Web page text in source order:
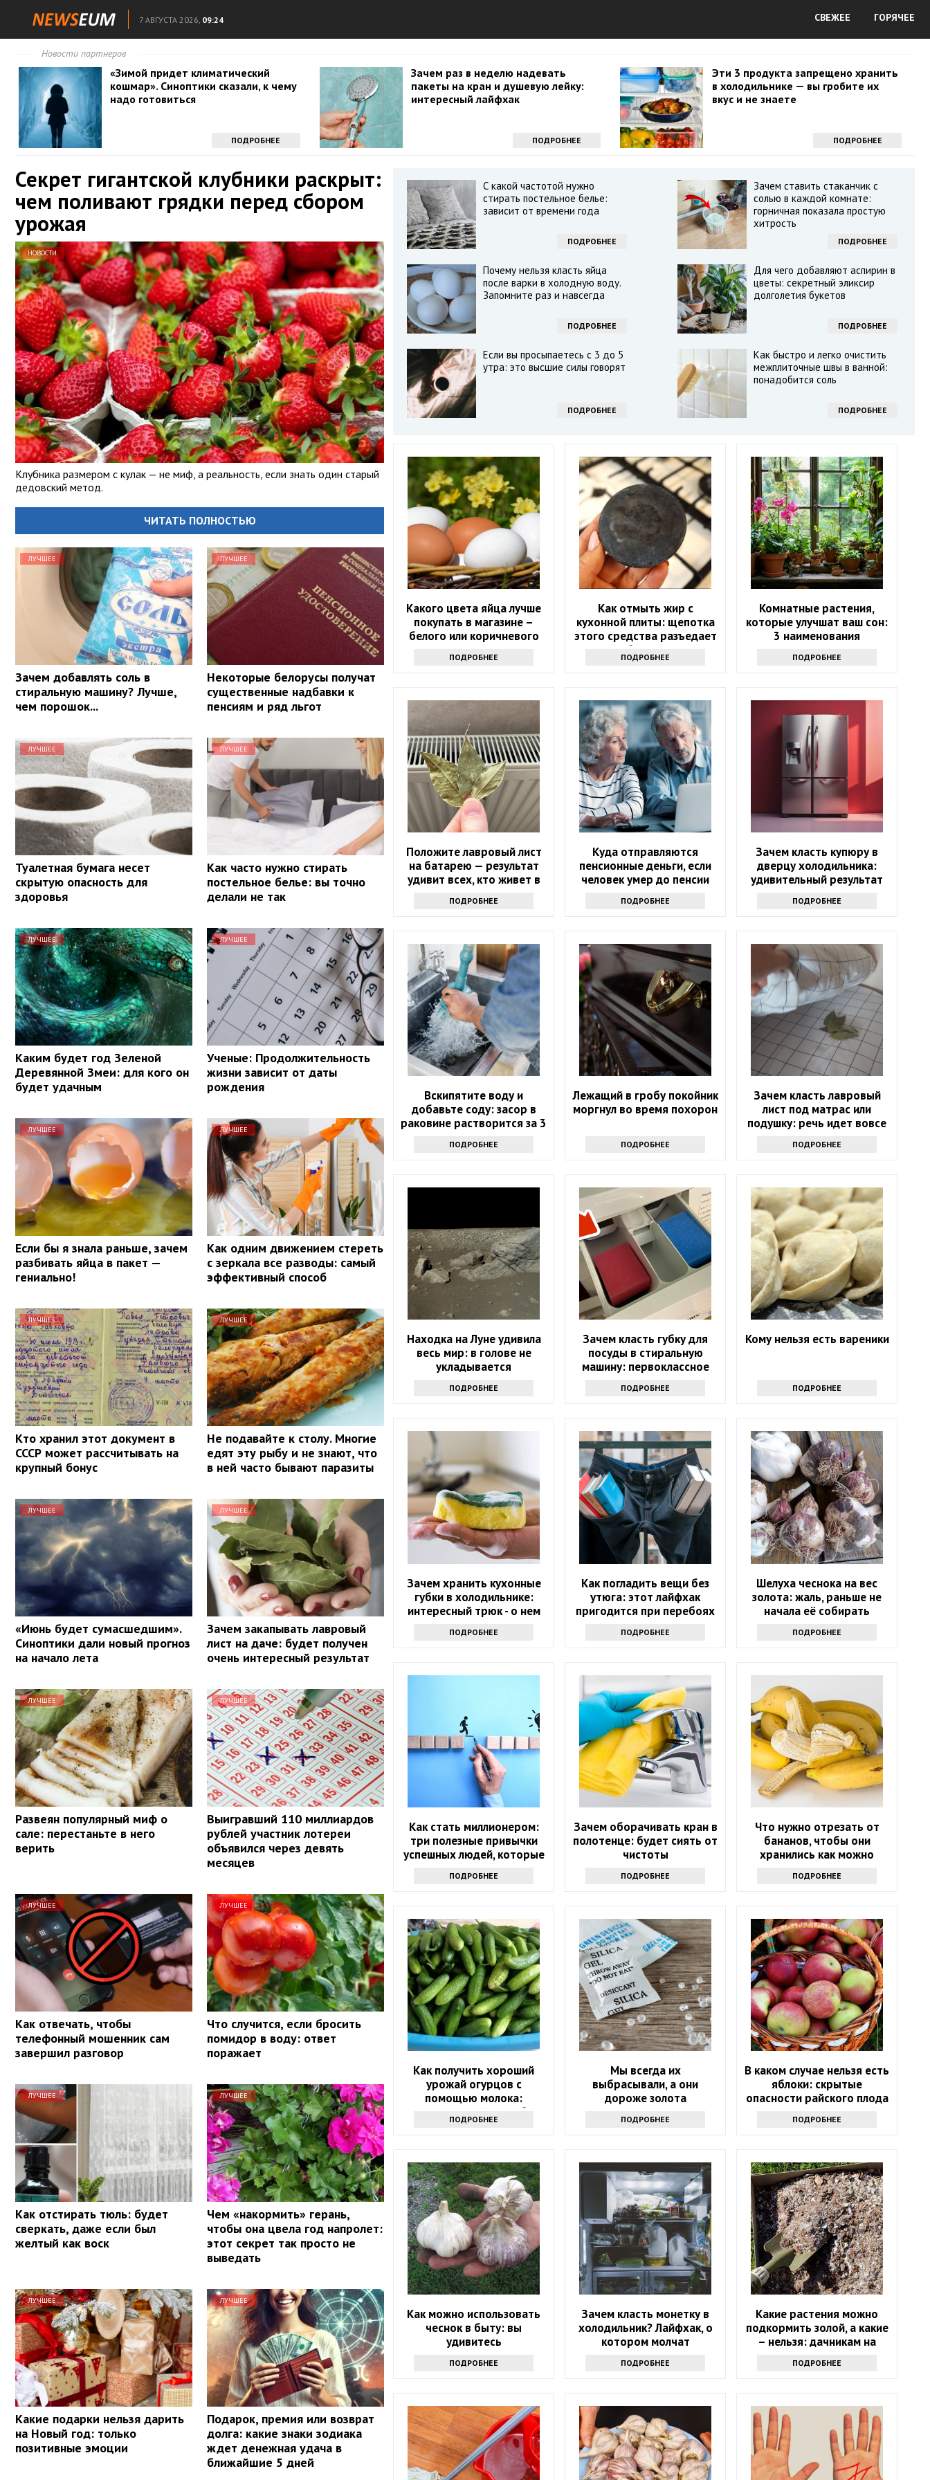
7 АВГУСТА 2026, 09:24 СВЕЖЕЕ ГОРЯЧЕЕ
Новости партнеров
«Зимой придет климатический
кошмар». Синоптики сказали, к чему
надо готовиться
ПОДРОБНЕЕ
Зачем раз в неделю надевать
пакеты на кран и душевую лейку:
интересный лайфхак
ПОДРОБНЕЕ
Эти 3 продукта запрещено хранить
в холодильнике — вы гробите их
вкус и не знаете
ПОДРОБНЕЕ
Секрет гигантской клубники раскрыт:
чем поливают грядки перед сбором
урожая
НОВОСТИ
Клубника размером с кулак — не миф, а реальность, если знать один старый
дедовский метод.
ЧИТАТЬ ПОЛНОСТЬЮ
ЛУЧШЕЕ
Зачем добавлять соль в
стиральную машину? Лучше,
чем порошок...
ЛУЧШЕЕ
Некоторые белорусы получат
существенные надбавки к
пенсиям и ряд льгот
ЛУЧШЕЕ
Туалетная бумага несет
скрытую опасность для
здоровья
ЛУЧШЕЕ
Как часто нужно стирать
постельное белье: вы точно
делали не так
ЛУЧШЕЕ
Каким будет год Зеленой
Деревянной Змеи: для кого он
будет удачным
ЛУЧШЕЕ
Ученые: Продолжительность
жизни зависит от даты
рождения
ЛУЧШЕЕ
Если бы я знала раньше, зачем
разбивать яйца в пакет —
гениально!
ЛУЧШЕЕ
Как одним движением стереть
с зеркала все разводы: самый
эффективный способ
ЛУЧШЕЕ
Кто хранил этот документ в
СССР может рассчитывать на
крупный бонус
ЛУЧШЕЕ
Не подавайте к столу. Многие
едят эту рыбу и не знают, что
в ней часто бывают паразиты
ЛУЧШЕЕ
«Июнь будет сумасшедшим».
Синоптики дали новый прогноз
на начало лета
ЛУЧШЕЕ
Зачем закапывать лавровый
лист на даче: будет получен
очень интересный результат
ЛУЧШЕЕ
Развеян популярный миф о
сале: перестаньте в него
верить
ЛУЧШЕЕ
Выигравший 110 миллиардов
рублей участник лотереи
объявился через девять
месяцев
ЛУЧШЕЕ
Как отвечать, чтобы
телефонный мошенник сам
завершил разговор
ЛУЧШЕЕ
Что случится, если бросить
помидор в воду: ответ
поражает
ЛУЧШЕЕ
Как отстирать тюль: будет
сверкать, даже если был
желтый как воск
ЛУЧШЕЕ
Чем «накормить» герань,
чтобы она цвела год напролет:
этот секрет так просто не
выведать
ЛУЧШЕЕ
Какие подарки нельзя дарить
на Новый год: только
позитивные эмоции
ЛУЧШЕЕ
Подарок, премия или возврат
долга: какие знаки зодиака
ждет денежная удача в
ближайшие 5 дней
С какой частотой нужно
стирать постельное белье:
зависит от времени года
ПОДРОБНЕЕ
Зачем ставить стаканчик с
солью в каждой комнате:
горничная показала простую
хитрость
ПОДРОБНЕЕ
Почему нельзя класть яйца
после варки в холодную воду.
Запомните раз и навсегда
ПОДРОБНЕЕ
Для чего добавляют аспирин в
цветы: секретный эликсир
долголетия букетов
ПОДРОБНЕЕ
Если вы просыпаетесь с 3 до 5
утра: это высшие силы говорят
ПОДРОБНЕЕ
Как быстро и легко очистить
межплиточные швы в ванной:
понадобится соль
ПОДРОБНЕЕ
Какого цвета яйца лучше
покупать в магазине –
белого или коричневого
ПОДРОБНЕЕ
Как отмыть жир с
кухонной плиты: щепотка
этого средства разъедает
любую грязь
ПОДРОБНЕЕ
Комнатные растения,
которые улучшат ваш сон:
3 наименования
ПОДРОБНЕЕ
Положите лавровый лист
на батарею — результат
удивит всех, кто живет в
ПОДРОБНЕЕ
Куда отправляются
пенсионные деньги, если
человек умер до пенсии
ПОДРОБНЕЕ
Зачем класть купюру в
дверцу холодильника:
удивительный результат
ПОДРОБНЕЕ
Вскипятите воду и
добавьте соду: засор в
раковине растворится за 3
ПОДРОБНЕЕ
Лежащий в гробу покойник
моргнул во время похорон
ПОДРОБНЕЕ
Зачем класть лавровый
лист под матрас или
подушку: речь идет вовсе
ПОДРОБНЕЕ
Находка на Луне удивила
весь мир: в голове не
укладывается
ПОДРОБНЕЕ
Зачем класть губку для
посуды в стиральную
машину: первоклассное
ПОДРОБНЕЕ
Кому нельзя есть вареники
ПОДРОБНЕЕ
Зачем хранить кухонные
губки в холодильнике:
интересный трюк - о нем
продвинутые хозяйки
ПОДРОБНЕЕ
Как погладить вещи без
утюга: этот лайфхак
пригодится при перебоях
ПОДРОБНЕЕ
Шелуха чеснока на вес
золота: жаль, раньше не
начала её собирать
ПОДРОБНЕЕ
Как стать миллионером:
три полезные привычки
успешных людей, которые
ПОДРОБНЕЕ
Зачем оборачивать кран в
полотенце: будет сиять от
чистоты
ПОДРОБНЕЕ
Что нужно отрезать от
бананов, чтобы они
хранились как можно
маленькая хитрость
ПОДРОБНЕЕ
Как получить хороший
урожай огурцов с
помощью молока:
интересный способ
ПОДРОБНЕЕ
Мы всегда их
выбрасывали, а они
дороже золота
ПОДРОБНЕЕ
В каком случае нельзя есть
яблоки: скрытые
опасности райского плода
ПОДРОБНЕЕ
Как можно использовать
чеснок в быту: вы
удивитесь
ПОДРОБНЕЕ
Зачем класть монетку в
холодильник? Лайфхак, о
котором молчат
ПОДРОБНЕЕ
Какие растения можно
подкормить золой, а какие
– нельзя: дачникам на
ПОДРОБНЕЕ